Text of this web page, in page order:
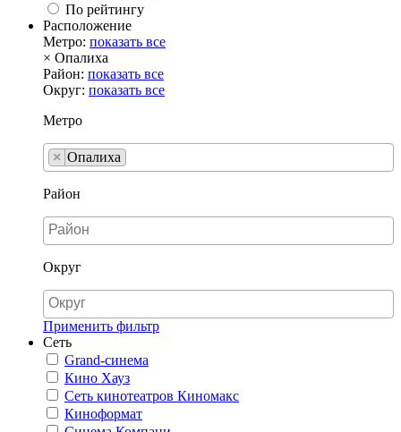
По рейтингу
Расположение
Метро: показать все
× Опалиха
Район: показать все
Округ: показать все
Метро
× Опалиха
Район
Округ
Применить фильтр
Сеть
Grand-синема
Кино Хауз
Сеть кинотеатров Киномакс
Киноформат